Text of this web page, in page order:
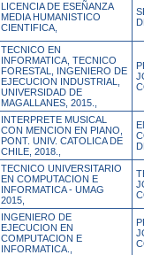
LICENCIA DE ESEÑANZA
MEDIA HUMANISTICO
CIENTIFICA,
TECNICO EN
INFORMATICA, TECNICO
FORESTAL, INGENIERO DE
EJECUCION INDUSTRIAL,
UNIVERSIDAD DE
MAGALLANES, 2015.,
INTERPRETE MUSICAL
CON MENCION EN PIANO,
PONT. UNIV. CATOLICA DE
CHILE, 2018.,
TECNICO UNIVERSITARIO
EN COMPUTACION E
INFORMATICA - UMAG
2015,
INGENIERO DE
EJECUCION EN
COMPUTACION E
INFORMATICA.,